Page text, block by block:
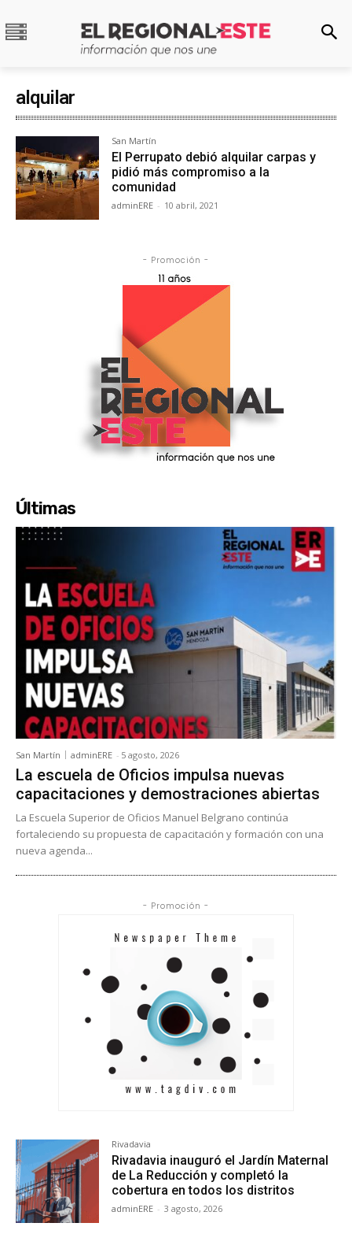
alquilar
San Martín
El Perrupato debió alquilar carpas y
pidió más compromiso a la
comunidad
adminERE - 10 abril, 2021
- Promoción -
Últimas
San Martín adminERE - 5 agosto, 2026
La escuela de Oficios impulsa nuevas
capacitaciones y demostraciones abiertas
La Escuela Superior de Oficios Manuel Belgrano continúa
fortaleciendo su propuesta de capacitación y formación con una
nueva agenda...
- Promoción -
Rivadavia
Rivadavia inauguró el Jardín Maternal
de La Reducción y completó la
cobertura en todos los distritos
adminERE - 3 agosto, 2026